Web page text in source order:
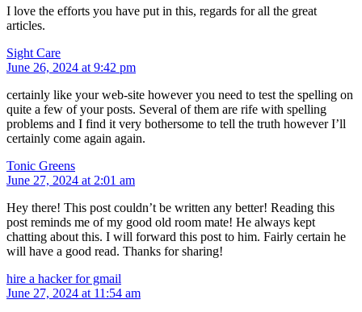
I love the efforts you have put in this, regards for all the great
articles.
Sight Care
June 26, 2024 at 9:42 pm
certainly like your web-site however you need to test the spelling on
quite a few of your posts. Several of them are rife with spelling
problems and I find it very bothersome to tell the truth however I’ll
certainly come again again.
Tonic Greens
June 27, 2024 at 2:01 am
Hey there! This post couldn’t be written any better! Reading this
post reminds me of my good old room mate! He always kept
chatting about this. I will forward this post to him. Fairly certain he
will have a good read. Thanks for sharing!
hire a hacker for gmail
June 27, 2024 at 11:54 am